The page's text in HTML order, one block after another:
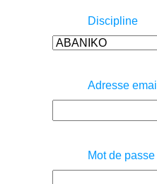
Discipline
Adresse email
Mot de passe